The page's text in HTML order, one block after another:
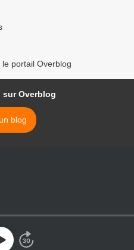
portail Overblog
sur Overblog
blog